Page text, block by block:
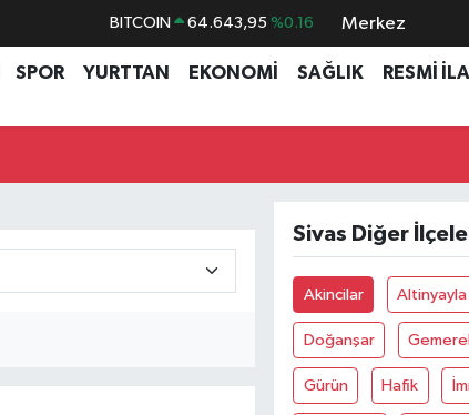
BITCOIN 64.643,95 %0.16
DOLAR 47,6704 %0
GRAM ALTIN 6500.87 %0.12
%70
Merkez
SPOR YURTTAN EKONOMİ SAĞLIK
RESMİ
Sivas Diğer
Akincilar Altinyayla
Doğanşar
Gürün Hafik